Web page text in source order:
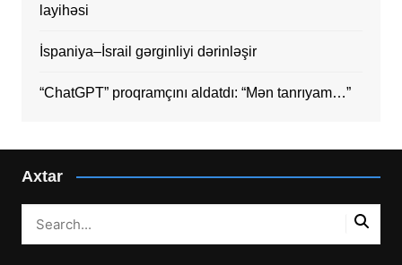
layihəsi
İspaniya–İsrail gərginliyi dərinləşir
“ChatGPT” proqramçını aldatdı: “Mən tanrıyam…”
Axtar